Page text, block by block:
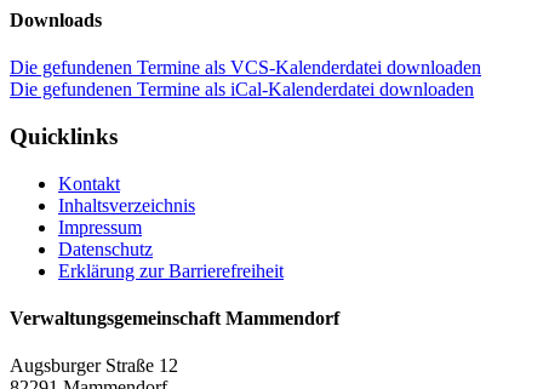
Downloads
Die gefundenen Termine als VCS-Kalenderdatei downloaden
Die gefundenen Termine als iCal-Kalenderdatei downloaden
Quicklinks
Kontakt
Inhaltsverzeichnis
Impressum
Datenschutz
Erklärung zur Barrierefreiheit
Verwaltungsgemeinschaft Mammendorf
Augsburger Straße 12